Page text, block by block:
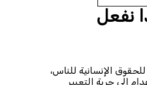
نفعل
الإنسانية للناس،
إلى حرية التعبير